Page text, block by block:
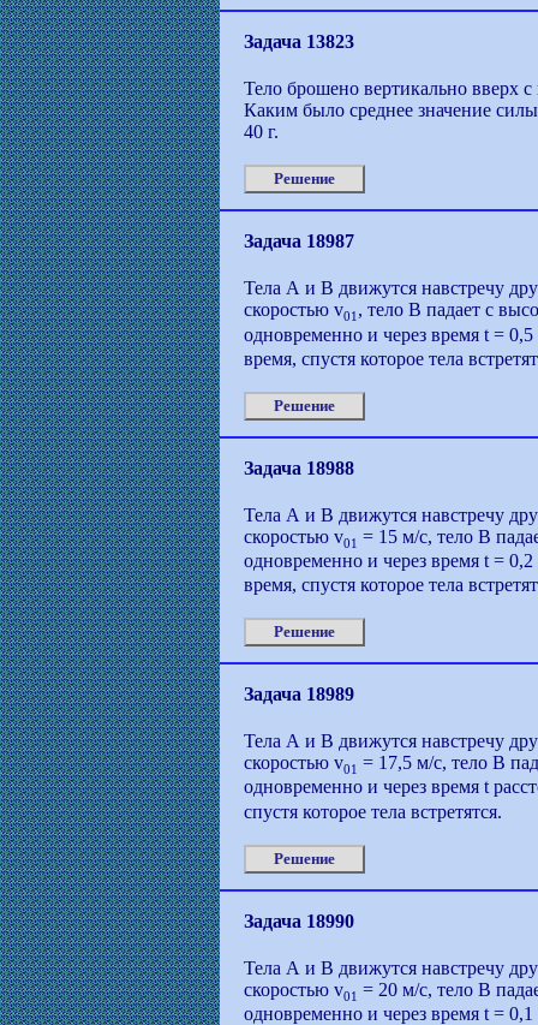
Задача 13823
Тело брошено вертикально вверх
Каким было среднее значение
40 г.
Решение
Задача 18987
Тела А и В движутся навстречу
скоростью v01, тело В падает с
одновременно и через время t =
время, спустя которое тела
Решение
Задача 18988
Тела А и В движутся навстречу
скоростью v01 = 15 м/с, тело В
одновременно и через время t =
время, спустя которое тела
Решение
Задача 18989
Тела А и В движутся навстречу
скоростью v01 = 17,5 м/с, тело В
одновременно и через время t
спустя которое тела встретятся.
Решение
Задача 18990
Тела А и В движутся навстречу
скоростью v01 = 20 м/с, тело В
одновременно и через время t =